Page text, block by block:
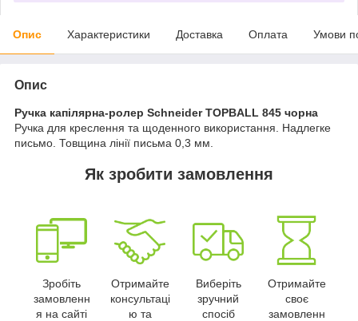
Опис Характеристики Доставка Оплата Умови
Опис
Ручка капілярна-ролер Schneider TOPBALL 845 чорна
Ручка для креслення та щоденного використання. Надлегке
письмо. Товщина лінії письма 0,3 мм.
Як зробити замовлення
Зробіть
замовленн
я на сайті
Отримайте
консультаці
ю та
Виберіть
зручний
спосіб
Отримайте
своє
замовленн